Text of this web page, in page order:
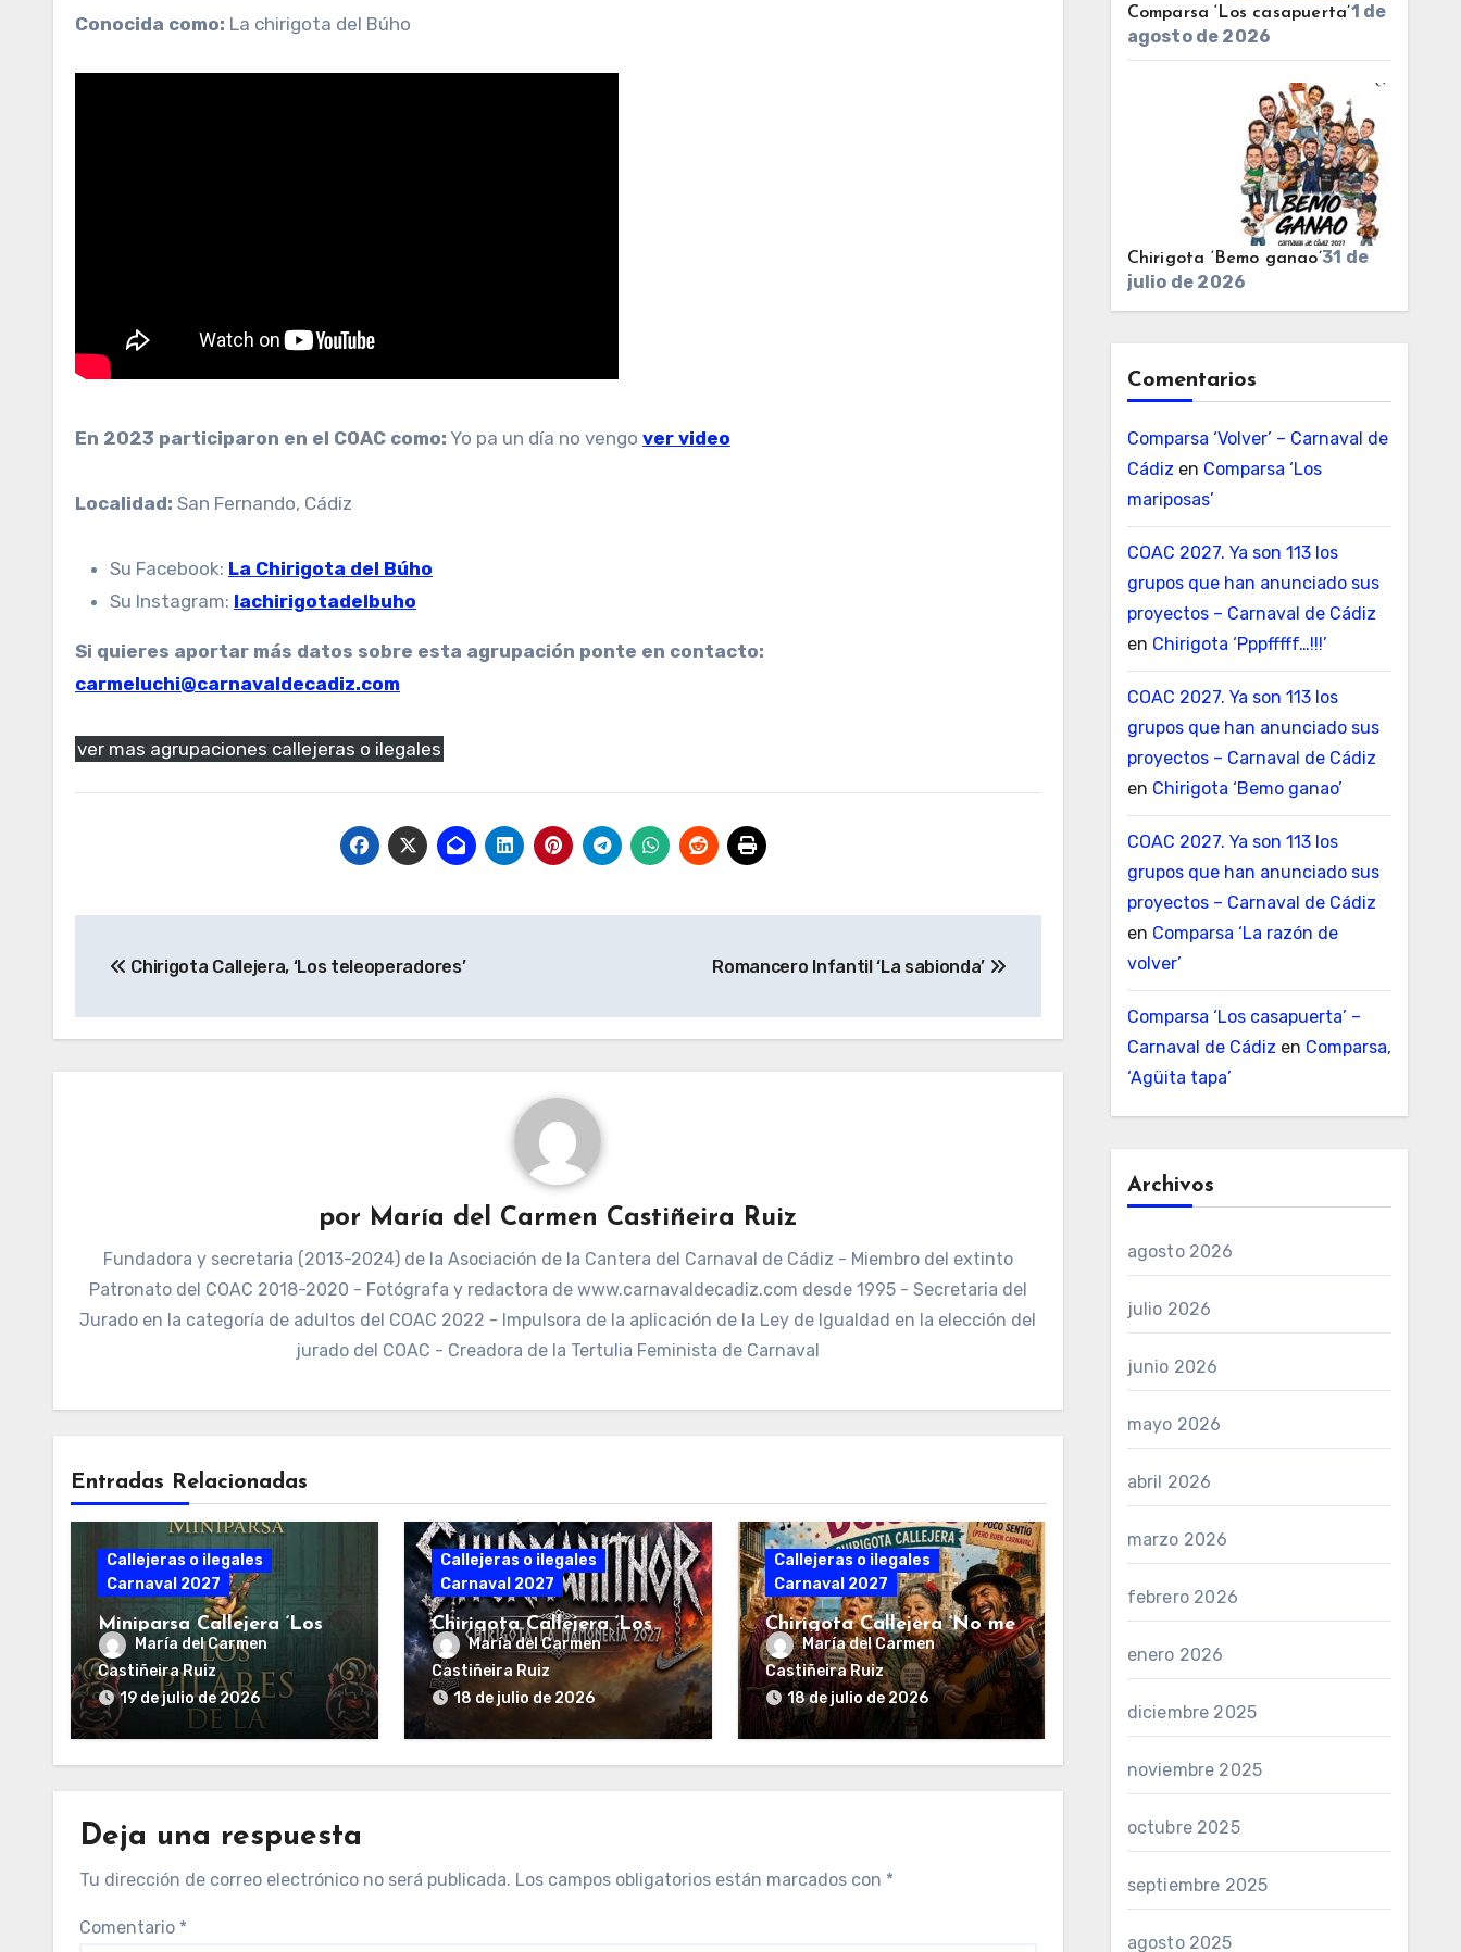
Conocida como: La chirigota del Búho
En 2023 participaron en el COAC como: Yo pa un día no vengo ver video
Localidad: San Fernando, Cádiz
Su Facebook: La Chirigota del Búho
Su Instagram: lachirigotadelbuho
Si quieres aportar más datos sobre esta agrupación ponte en contacto:
carmeluchi@carnavaldecadiz.com
ver mas agrupaciones callejeras o ilegales
de
entradas
Chirigota Callejera, ‘Los teleoperadores’ Romancero Infantil ‘La sabionda’
por María del Carmen Castiñeira Ruiz
Fundadora y secretaria (2013-2024) de la Asociación de la Cantera del Carnaval de Cádiz - Miembro del extinto
Patronato del COAC 2018-2020 - Fotógrafa y redactora de www.carnavaldecadiz.com desde 1995 - Secretaria del
Jurado en la categoría de adultos del COAC 2022 - Impulsora de la aplicación de la Ley de Igualdad en la elección del
jurado del COAC - Creadora de la Tertulia Feminista de Carnaval
Entradas Relacionadas
Callejeras o ilegales
Carnaval 2027
Miniparsa Callejera ‘Los
pilares de la fiesta’
María del Carmen
Castiñeira Ruiz
19 de julio de 2026
Callejeras o ilegales
Carnaval 2027
Chirigota Callejera ‘Los
Shurmanithor’
María del Carmen
Castiñeira Ruiz
18 de julio de 2026
Callejeras o ilegales
Carnaval 2027
Chirigota Callejera ‘No me
llames Lola, llámame
Dolores’
María del Carmen
Castiñeira Ruiz
18 de julio de 2026
Deja una respuesta
Tu dirección de correo electrónico no será publicada. Los campos obligatorios están marcados con *
Comentario *
Comparsa ‘Los casapuerta’1 de
agosto de 2026
Chirigota ‘Bemo ganao’31 de
julio de 2026
Comentarios
Comparsa ‘Volver’ – Carnaval de
Cádiz en Comparsa ‘Los
mariposas’
COAC 2027. Ya son 113 los
grupos que han anunciado sus
proyectos – Carnaval de Cádiz
en Chirigota ‘Pppfffff…!!!’
COAC 2027. Ya son 113 los
grupos que han anunciado sus
proyectos – Carnaval de Cádiz
en Chirigota ‘Bemo ganao’
COAC 2027. Ya son 113 los
grupos que han anunciado sus
proyectos – Carnaval de Cádiz
en Comparsa ‘La razón de
volver’
Comparsa ‘Los casapuerta’ –
Carnaval de Cádiz en Comparsa,
‘Agüita tapa’
Archivos
agosto 2026
julio 2026
junio 2026
mayo 2026
abril 2026
marzo 2026
febrero 2026
enero 2026
diciembre 2025
noviembre 2025
octubre 2025
septiembre 2025
agosto 2025